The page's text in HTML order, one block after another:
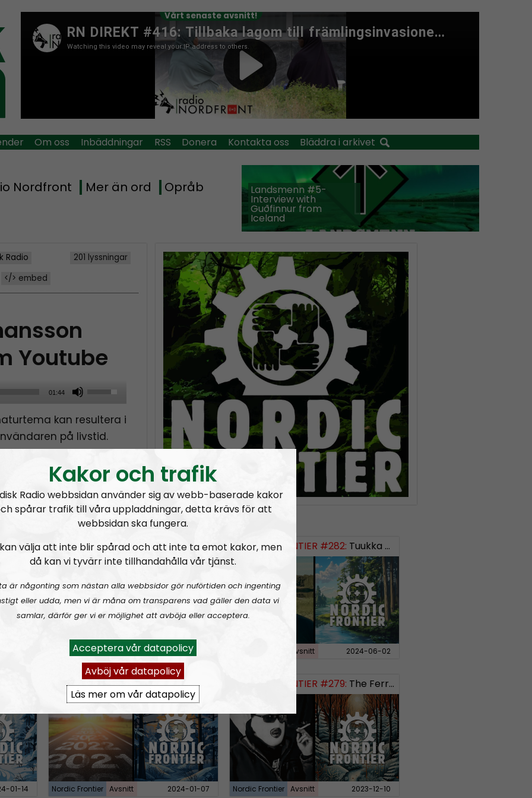
Vårt senaste avsnitt!
Om oss Inbäddningar RSS Donera Kontakta oss Bläddra i arkivet
Nordfront Mer än ord Opråb Landsmenn #5-
Interview with
Guðfinnur from
Iceland
Radio
201 lyssningar
</> embed
Youtube
01:44
U
e
U
/
w
A
r
o
w
e
y
s
t
o
i
n
c
r
kan resultera i
på livstid.
om den judiska
yttrandefriheten.
Revealed NORDIC FRONTIER #283:Warren Balogh of Warstrike
Nordic Frontier Avsnitt 2024-06-10
NORDIC FRONTIER #282: Tuukka Kuru of Sinimusta Liike
Avsnitt 2024-06-02
01-14
NORDIC FRONTIER #280:Remembering 2023 and looking forward
Nordic Frontier Avsnitt 2024-01-07
NORDIC FRONTIER #279: The Ferryman’s Toll
Nordic Frontier Avsnitt 2023-12-10
Kakor och trafik
Radio webbsidan använder sig av webb-baserade kakor
spårar trafik till våra uppladdningar, detta krävs för att
webbsidan ska fungera.
välja att inte blir spårad och att inte ta emot kakor, men
då kan vi tyvärr inte tillhandahålla vår tjänst.
är någonting som nästan alla webbsidor gör nuförtiden och ingenting
eller udda, men vi är måna om transparens vad gäller den data vi
samlar, därför ger vi er möjlighet att avböja eller acceptera.
Acceptera vår datapolicy
Avböj vår datapolicy
Läs mer om vår datapolicy